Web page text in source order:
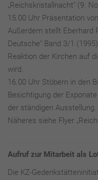
„Reichskristallnacht“ (9.
15.00 Uhr Präsentation
Außerdem stellt Eberhard
Deutsche“ Band 3/1
Reaktion der Kirchen auf
wird.
16.00 Uhr Stöbern in den
Besichtigung der
der ständigen Ausstellung.
Näheres siehe Flyer
Aufruf zur Mitarbeit als
Die KZ-